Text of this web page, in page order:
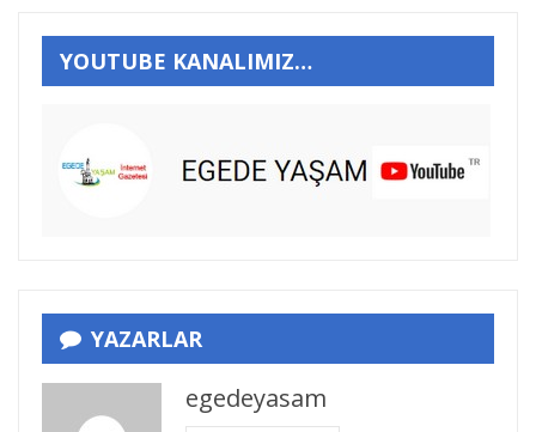
YOUTUBE KANALIMIZ…
YAZARLAR
egedeyasam